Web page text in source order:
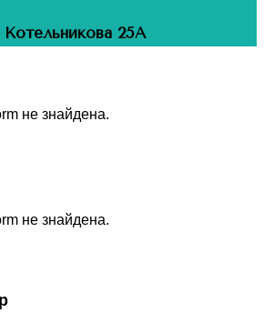
Котельникова 25А
не знайдена.
не знайдена.